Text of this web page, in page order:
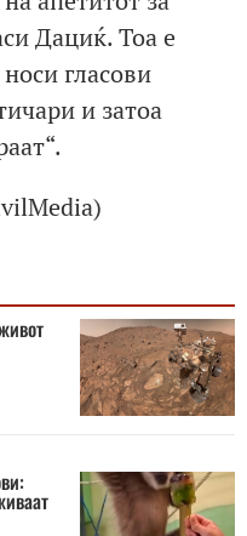
Дациќ. Тоа е
гласови
и затоа